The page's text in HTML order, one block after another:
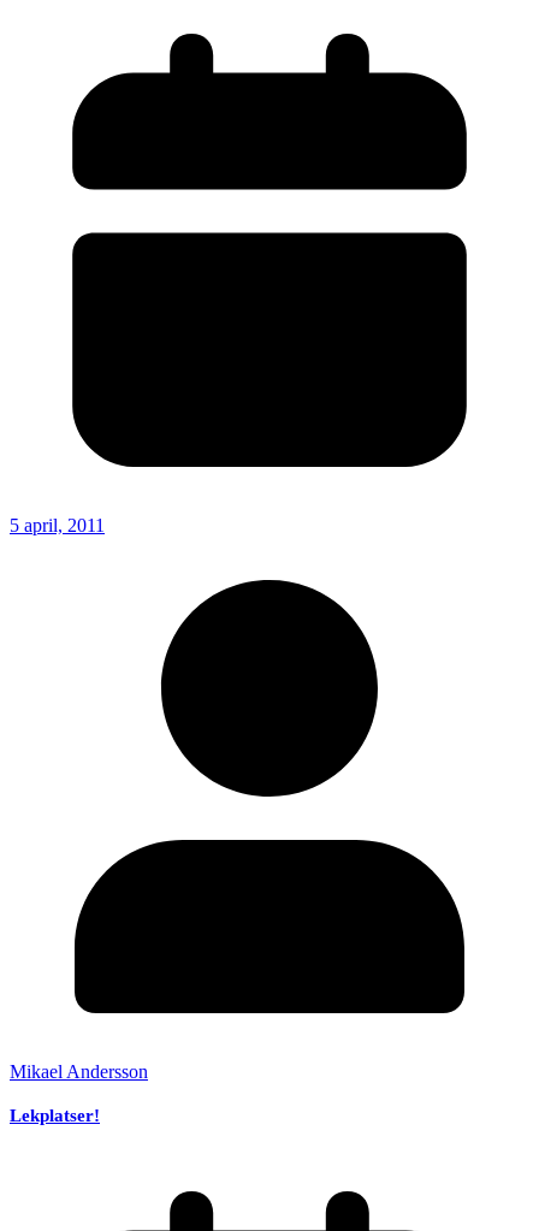
5 april, 2011
Mikael Andersson
Lekplatser!